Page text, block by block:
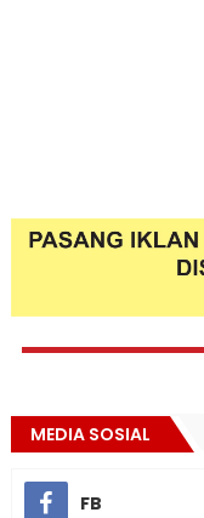
MEDIA SOSIAL
FB